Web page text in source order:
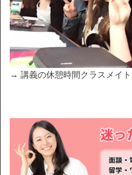
→ 講義の休憩時間クラスメイト